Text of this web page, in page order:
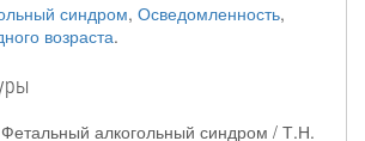
синдром, Осведомленность,
возраста.
алкогольный синдром / Т.Н.